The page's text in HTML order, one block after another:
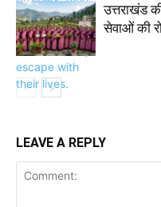
उत्तराखंड
सेवाओं की
LEAVE A REPLY